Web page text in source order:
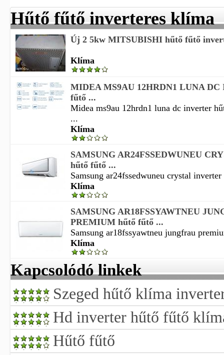
Hűtő fűtő inverteres klíma
Új 2 5kw MITSUBISHI hűtő fűtő
Klíma
MIDEA MS9AU 12HRDN1 LUNA DC
fűtő ...
Midea ms9au 12hrdn1 luna dc inverter
...
Klíma
SAMSUNG AR24FSSEDWUNEU
hűtő fűtő ...
Samsung ar24fssedwuneu crystal
Klíma
SAMSUNG AR18FSSYAWTNEU
PREMIUM hűtő fűtő ...
Samsung ar18fssyawtneu jungfrau
Klíma
Kapcsolódó linkek
Szeged hűtő klíma
Hd inverter hűtő fűtő
Hűtő fűtő